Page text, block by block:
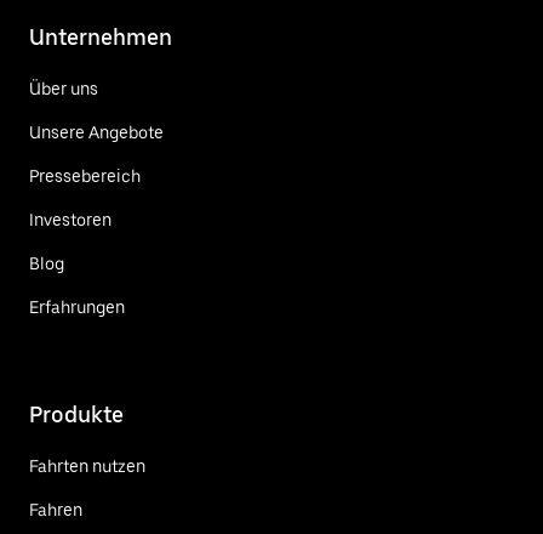
Unternehmen
Über uns
Unsere Angebote
Pressebereich
Investoren
Blog
Erfahrungen
Produkte
Fahrten nutzen
Fahren